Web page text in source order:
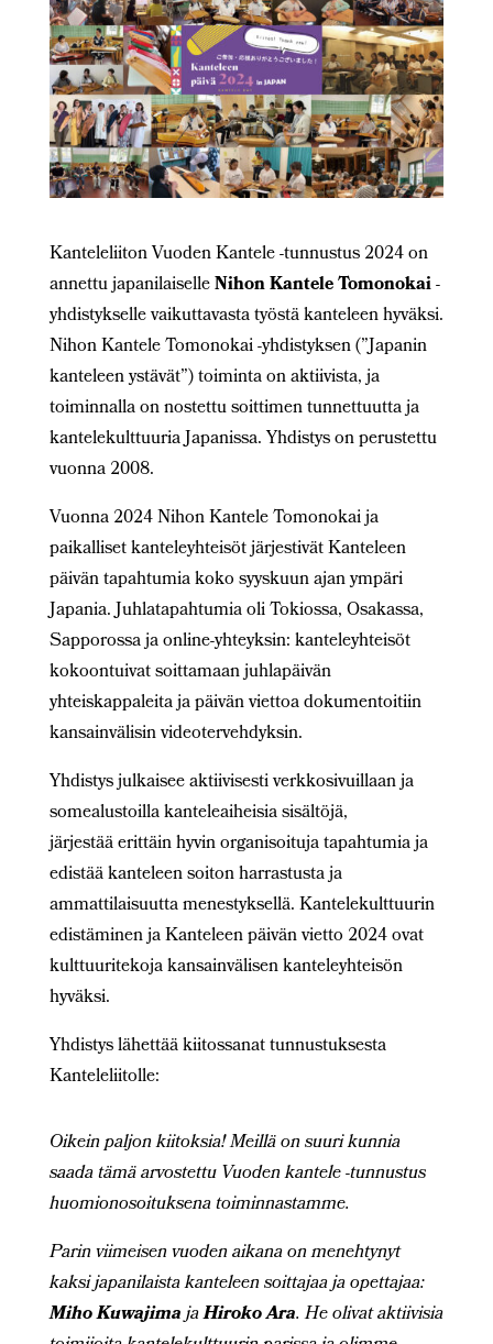
Kanteleliiton Vuoden Kantele -tunnustus 2024 on
annettu japanilaiselleNihon Kantele Tomonokai-
yhdistykselle vaikuttavasta työstä kanteleen hyväksi.
Nihon Kantele Tomonokai -yhdistyksen (”Japanin
kanteleen ystävät”) toiminta on aktiivista, ja
toiminnalla on nostettu soittimen tunnettuutta ja
kantelekulttuuria Japanissa. Yhdistys on perustettu
vuonna 2008.
Vuonna 2024 Nihon Kantele Tomonokai ja
paikalliset kanteleyhteisöt järjestivät Kanteleen
päivän tapahtumia koko syyskuun ajan ympäri
Japania. Juhlatapahtumia oli Tokiossa, Osakassa,
Sapporossa ja online-yhteyksin: kanteleyhteisöt
kokoontuivat soittamaan juhlapäivän
yhteiskappaleita ja päivän viettoa dokumentoitiin
kansainvälisin videotervehdyksin.
Yhdistys julkaisee aktiivisesti verkkosivuillaan ja
somealustoilla kanteleaiheisia sisältöjä,
järjestää erittäin hyvin organisoituja tapahtumia ja
edistää kanteleen soiton harrastusta ja
ammattilaisuutta menestyksellä. Kantelekulttuurin
edistäminen ja Kanteleen päivän vietto 2024 ovat
kulttuuritekoja kansainvälisen kanteleyhteisön
hyväksi.
Yhdistys lähettää kiitossanat tunnustuksesta
Kanteleliitolle:
Oikein paljon kiitoksia! Meillä on suuri kunnia
saada tämä arvostettu Vuoden kantele -tunnustus
huomionosoituksena toiminnastamme.
Parin viimeisen vuoden aikana on menehtynyt
kaksi japanilaista kanteleen soittajaa ja opettajaa:
Miho KuwajimajaHiroko Ara. He olivat aktiivisia